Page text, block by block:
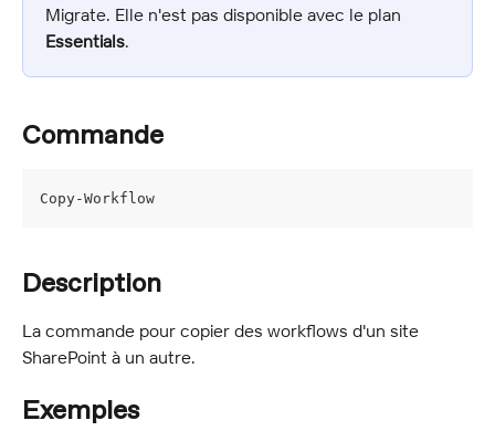
Migrate. Elle n'est pas disponible avec le plan
Essentials.
Commande
Copy-Workflow
Description
La commande pour copier des workflows d'un site
SharePoint à un autre.
Exemples